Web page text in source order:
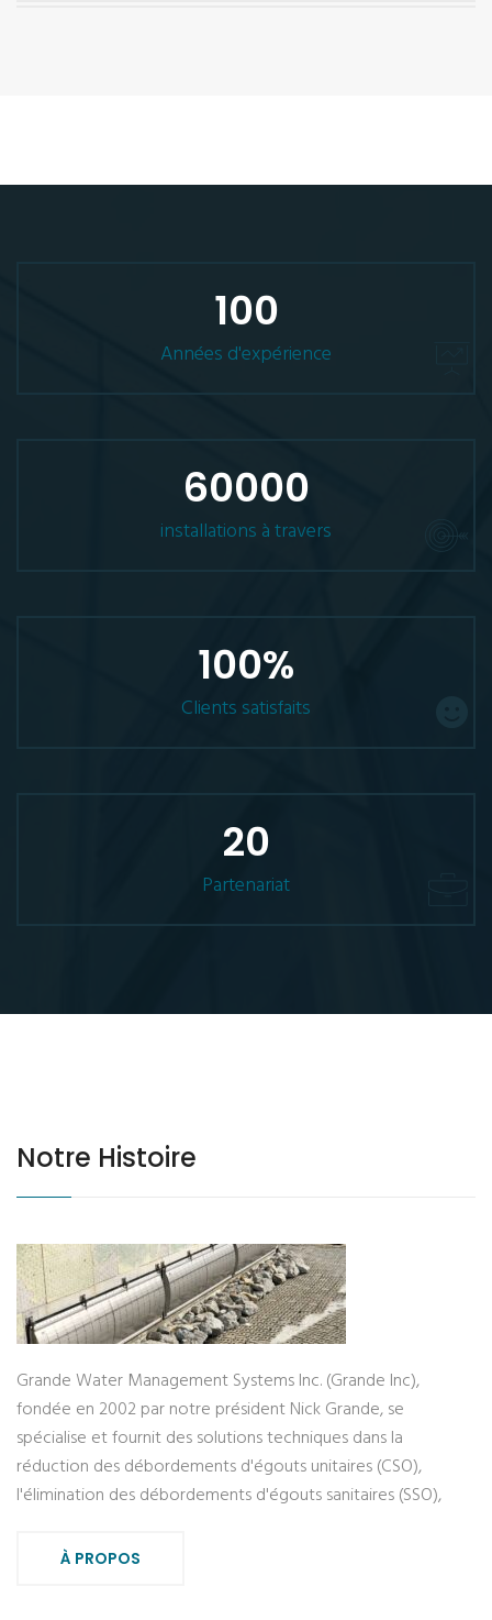
100
Années d'expérience
60000
installations à travers
100%
Clients satisfaits
20
Partenariat
Notre Histoire
Grande Water Management Systems Inc. (Grande Inc),
fondée en 2002 par notre président Nick Grande, se
spécialise et fournit des solutions techniques dans la
réduction des débordements d'égouts unitaires (CSO),
l'élimination des débordements d'égouts sanitaires (SSO),
À PROPOS